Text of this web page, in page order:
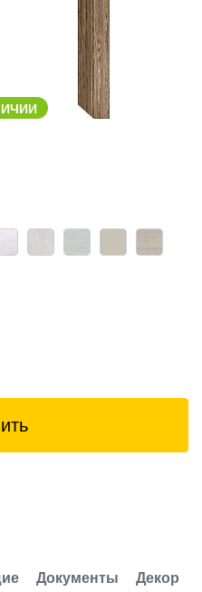
Документы Декор